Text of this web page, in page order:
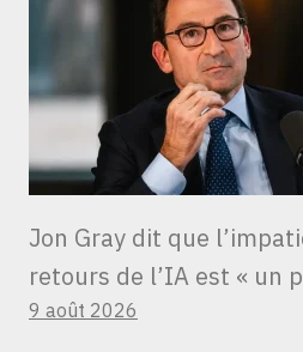
Jon Gray dit que
retours de l’IA est « un
9 août 2026